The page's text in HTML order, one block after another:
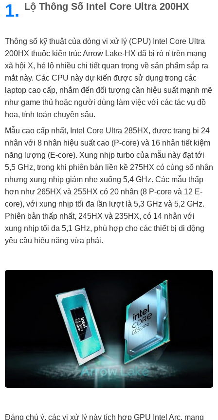
1. Lộ Thông Số Intel Core Ultra 200HX
Thông số kỹ thuật của dòng vi xử lý (CPU) Intel Core Ultra
200HX thuộc kiến trúc Arrow Lake-HX đã bị rò rỉ trên mạng
xã hội X, hé lộ nhiều chi tiết quan trọng về sản phẩm sắp ra
mắt này. Các CPU này dự kiến được sử dụng trong các
laptop cao cấp, nhắm đến đối tượng cần hiệu suất mạnh mẽ
như game thủ hoặc người dùng làm việc với các tác vụ đồ
họa, tính toán chuyên sâu.
Mẫu cao cấp nhất, Intel Core Ultra 285HX, được trang bị 24
nhân với 8 nhân hiệu suất cao (P-core) và 16 nhân tiết kiệm
năng lượng (E-core). Xung nhịp turbo của mẫu này đạt tới
5,5 GHz, trong khi phiên bản liền kề 275HX có cùng số nhân
nhưng xung nhịp giảm nhẹ xuống 5,4 GHz. Các mẫu thấp
hơn như 265HX và 255HX có 20 nhân (8 P-core và 12 E-
core), với xung nhịp tối đa lần lượt là 5,3 GHz và 5,2 GHz.
Phiên bản thấp nhất, 245HX và 235HX, có 14 nhân với
xung nhịp tối đa 5,1 GHz, phù hợp cho các thiết bị di động
yêu cầu hiệu năng vừa phải.
Đáng chú ý, các vi xử lý này tích hợp GPU Intel Arc, mang